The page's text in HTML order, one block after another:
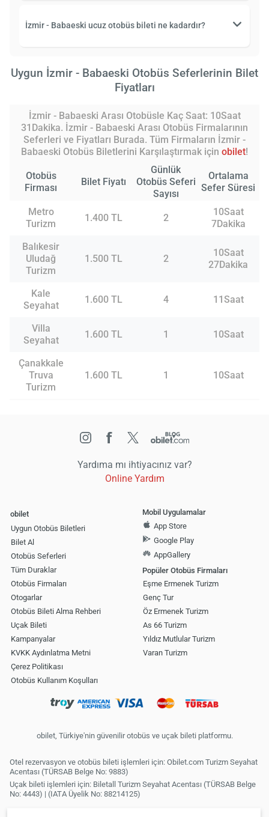
İzmir - Babaeski ucuz otobüs bileti ne kadardır?
Uygun İzmir - Babaeski Otobüs Seferlerinin Bilet
Fiyatları
İzmir - Babaeski Arası Otobüsle Kaç Saat: 10Saat
31Dakika. İzmir - Babaeski Arası Otobüs Firmalarının
Seferleri ve Fiyatları Burada. Tüm Firmaların İzmir -
Babaeski Otobüs Biletlerini Karşılaştırmak için obilet!
Otobüs
Firması
Bilet Fiyatı
Günlük
Otobüs Seferi
Sayısı
Ortalama
Sefer Süresi
Metro
Turizm
1.400 TL 2
10Saat
7Dakika
Balıkesir
Uludağ
Turizm
1.500 TL 2
10Saat
27Dakika
Kale
Seyahat
1.600 TL 4 11Saat
Villa
Seyahat
1.600 TL 1 10Saat
Çanakkale
Truva
Turizm
1.600 TL 1 10Saat
Yardıma mı ihtiyacınız var?
Online Yardım
obilet
Uygun Otobüs Biletleri
Bilet Al
Otobüs Seferleri
Tüm Duraklar
Otobüs Firmaları
Otogarlar
Otobüs Bileti Alma Rehberi
Uçak Bileti
Kampanyalar
KVKK Aydınlatma Metni
Çerez Politikası
Otobüs Kullanım Koşulları
Mobil Uygulamalar
App Store
Google Play
AppGallery
Popüler Otobüs Firmaları
Eşme Ermenek Turizm
Genç Tur
Öz Ermenek Turizm
As 66 Turizm
Yıldız Mutlular Turizm
Varan Turizm
obilet, Türkiye'nin güvenilir otobüs ve uçak bileti platformu.
Otel rezervasyon ve otobüs bileti işlemleri için: Obilet.com Turizm Seyahat
Acentası (TÜRSAB Belge No: 9883)
Uçak bileti işlemleri için: Biletall Turizm Seyahat Acentası (TÜRSAB Belge
No: 4443) | (IATA Üyelik No: 88214125)